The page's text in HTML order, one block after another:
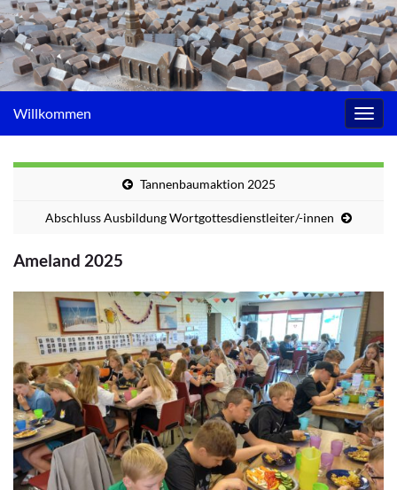
Willkommen
Tannenbaumaktion 2025
Abschluss Ausbildung Wortgottesdienstleiter/-innen
Ameland 2025